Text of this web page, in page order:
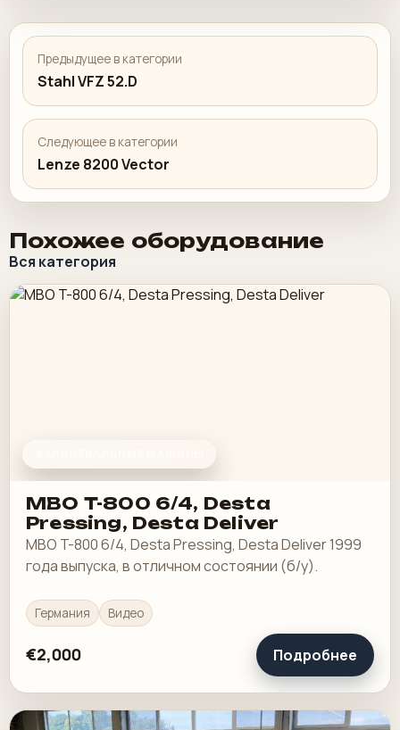
Предыдущее в категории
Stahl VFZ 52.D
Следующее в категории
Lenze 8200 Vector
Похожее оборудование
Вся категория
MBO T-800 6/4, Desta
Pressing, Desta Deliver
MBO T-800 6/4, Desta Pressing, Desta Deliver 1999
года выпуска, в отличном состоянии (б/у).
Германия Видео
€2,000 Подробнее